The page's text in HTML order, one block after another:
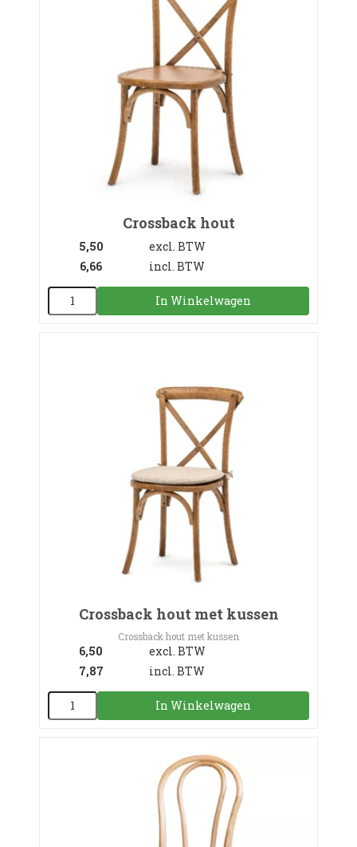
Crossback hout
5,50
excl. BTW
6,66
incl. BTW
In Winkelwagen
Crossback hout met kussen
Crossback hout met kussen
6,50
excl. BTW
7,87
incl. BTW
In Winkelwagen